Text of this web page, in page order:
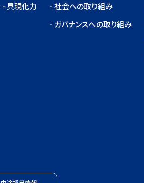
具現化力
社会への取り組み
ガバナンスへの取り組み